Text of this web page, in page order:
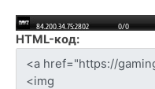
HTML-код: